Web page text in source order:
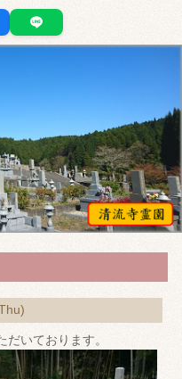
いております。